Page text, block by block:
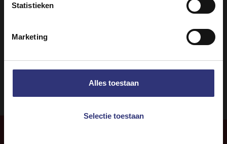
Statistieken
Marketing
Alles toestaan
Selectie toestaan
Avondeten